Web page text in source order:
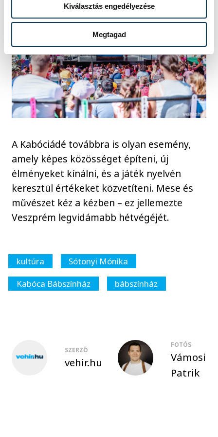
Kiválasztás engedélyezése
Megtagad
A Kabóciádé továbbra is olyan esemény,
amely képes közösséget építeni, új
élményeket kínálni, és a játék nyelvén
keresztül értékeket közvetíteni. Mese és
művészet kéz a kézben – ez jellemezte
Veszprém legvidámabb hétvégéjét.
kultúra
Sótonyi Mónika
Kabóca Bábszínház
bábszínház
SZERZŐ
vehir.hu
FOTÓS
Vámosi
Patrik